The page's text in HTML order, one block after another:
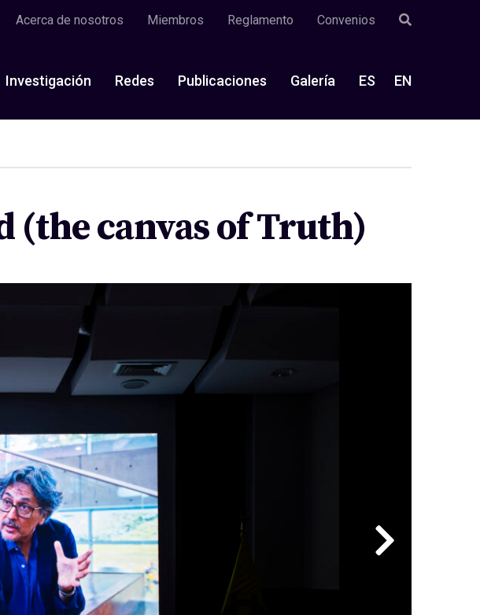
Acerca de nosotros Miembros Reglamento Convenios
Investigación Redes Publicaciones Galería ES EN
(the canvas of Truth)